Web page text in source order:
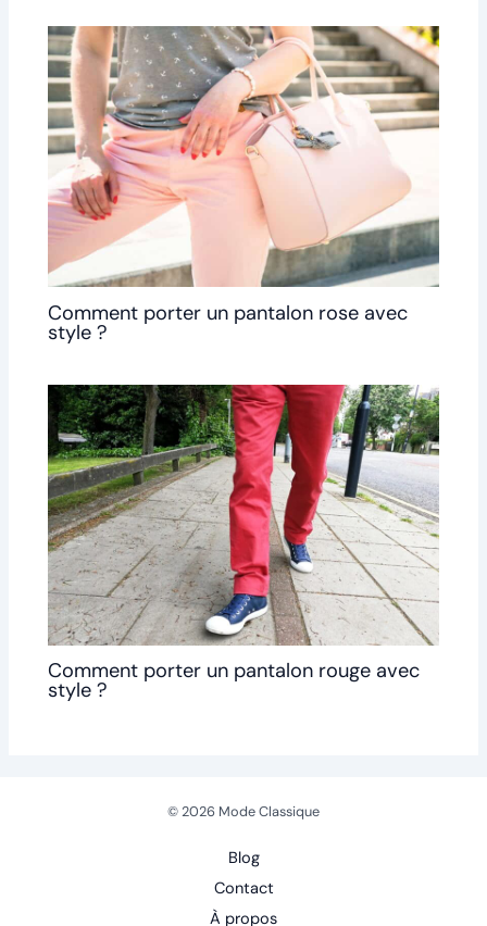
Comment porter un pantalon rose avec
style ?
Comment porter un pantalon rouge avec
style ?
© 2026 Mode Classique
Blog
Contact
À propos